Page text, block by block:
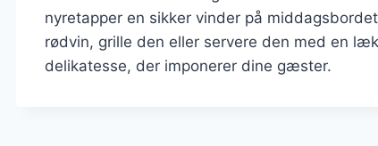
nyretapper en sikker vinder på
rødvin, grille den eller servere den med en
delikatesse, der imponerer dine gæster.